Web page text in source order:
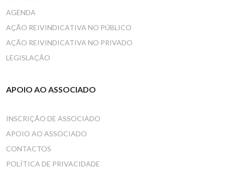
AGENDA
AÇÃO REIVINDICATIVA NO PÚBLICO
AÇÃO REIVINDICATIVA NO PRIVADO
LEGISLAÇÃO
APOIO AO ASSOCIADO
INSCRIÇÃO DE ASSOCIADO
APOIO AO ASSOCIADO
CONTACTOS
POLÍTICA DE PRIVACIDADE